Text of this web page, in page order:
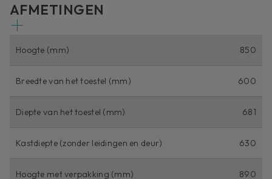
AFMETINGEN
Hoogte (mm) 850
Breedte van het toestel (mm) 600
Diepte van het toestel (mm) 681
Kastdiepte (zonder leidingen en deur) 630
Hoogte met verpakking (mm) 890